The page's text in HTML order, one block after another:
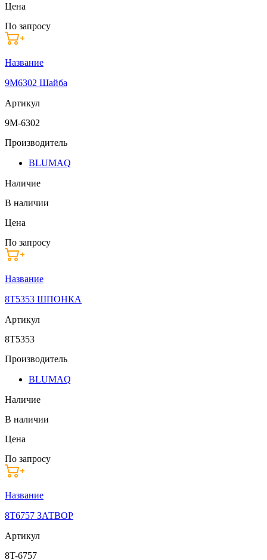
Цена
По запросу
Название
9M6302 Шайба
Артикул
9M-6302
Производитель
BLUMAQ
Наличие
В наличии
Цена
По запросу
Название
8T5353 ШПОНКА
Артикул
8T5353
Производитель
BLUMAQ
Наличие
В наличии
Цена
По запросу
Название
8T6757 ЗАТВОР
Артикул
8T-6757